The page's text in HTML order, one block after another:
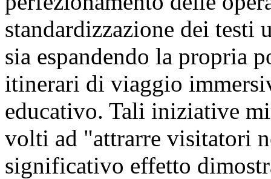
standardizzazione dei
sia espandendo la propria
itinerari di viaggio
educativo. Tali iniziative
volti ad "attrarre visitatori
significativo effetto